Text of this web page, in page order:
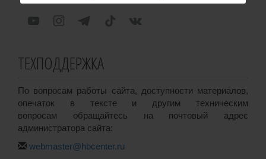
ТЕХПОДДЕРЖКА
По вопросам работы сайта, доступности материалов,
опечаток в тексте и другим техническим
вопросам обращайтесь на почтовый адрес
администратора сайта:
webmaster@hbcenter.ru